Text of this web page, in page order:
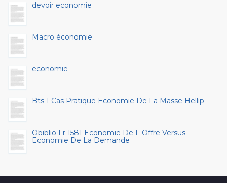
devoir economie
Macro économie
economie
Bts 1 Cas Pratique Economie De La Masse Hellip
Obiblio Fr 1581 Economie De L Offre Versus
Economie De La Demande